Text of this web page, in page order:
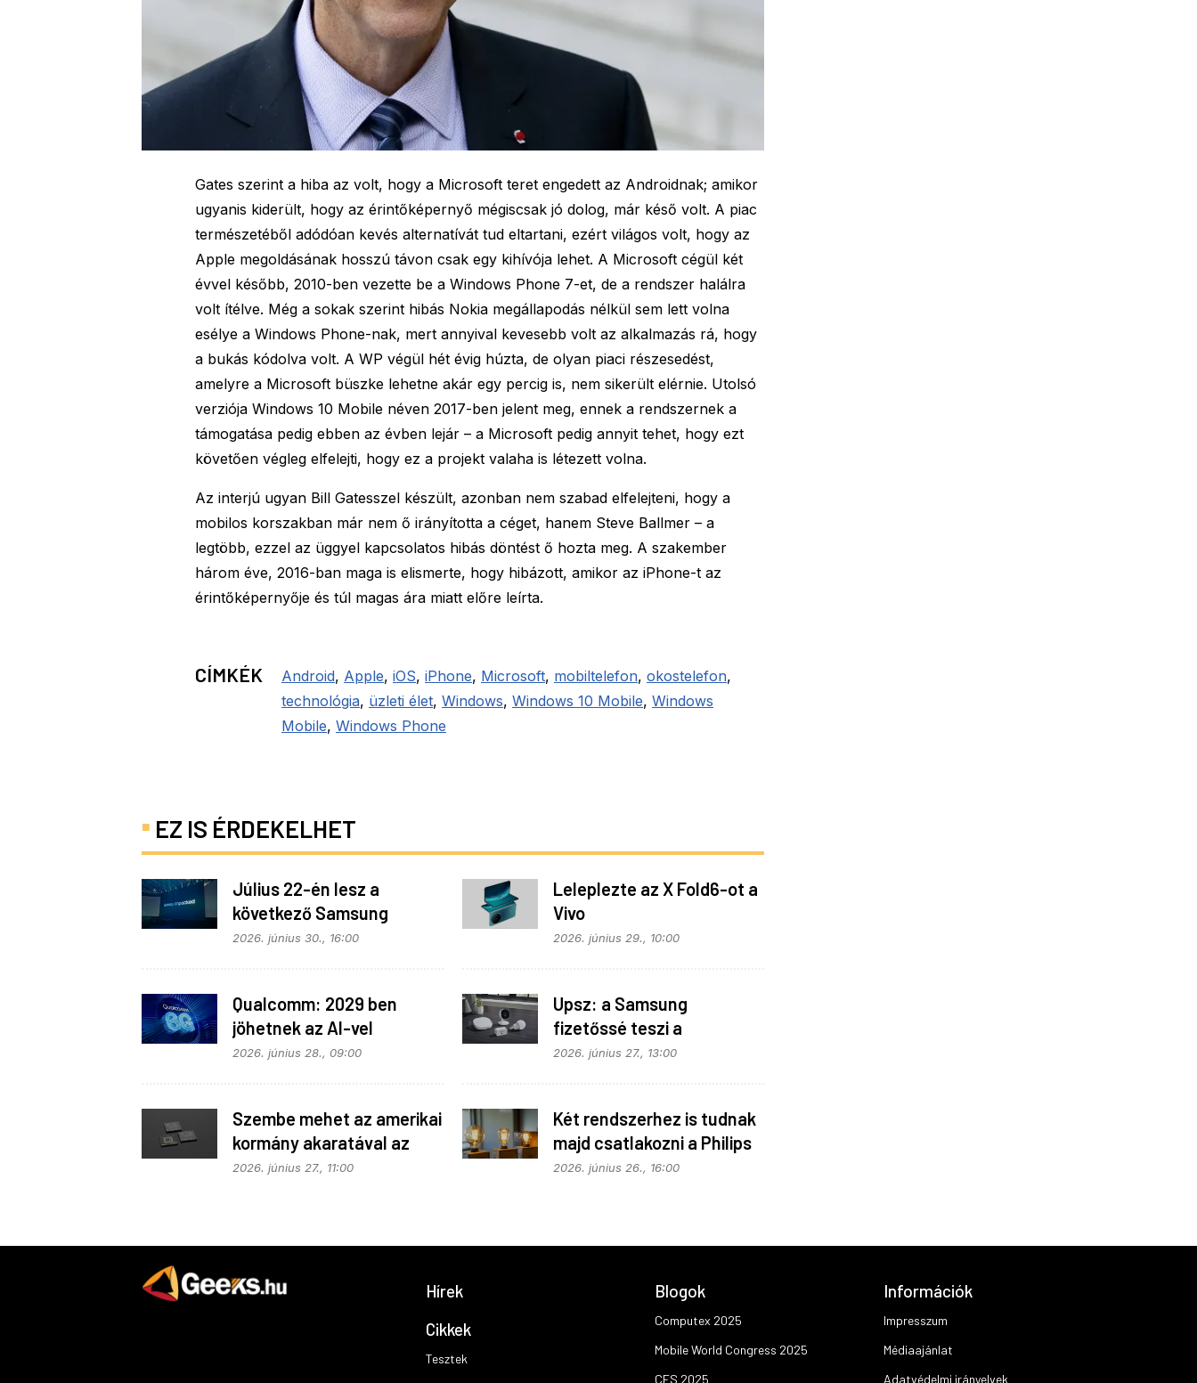
Gates szerint a hiba az volt, hogy a Microsoft teret engedett az Androidnak; amikor
ugyanis kiderült, hogy az érintőképernyő mégiscsak jó dolog, már késő volt. A piac
természetéből adódóan kevés alternatívát tud eltartani, ezért világos volt, hogy az
Apple megoldásának hosszú távon csak egy kihívója lehet. A Microsoft cégül két
évvel később, 2010-ben vezette be a Windows Phone 7-et, de a rendszer halálra
volt ítélve. Még a sokak szerint hibás Nokia megállapodás nélkül sem lett volna
esélye a Windows Phone-nak, mert annyival kevesebb volt az alkalmazás rá, hogy
a bukás kódolva volt. A WP végül hét évig húzta, de olyan piaci részesedést,
amelyre a Microsoft büszke lehetne akár egy percig is, nem sikerült elérnie. Utolsó
verziója Windows 10 Mobile néven 2017-ben jelent meg, ennek a rendszernek a
támogatása pedig ebben az évben lejár – a Microsoft pedig annyit tehet, hogy ezt
követően végleg elfelejti, hogy ez a projekt valaha is létezett volna.
Az interjú ugyan Bill Gatesszel készült, azonban nem szabad elfelejteni, hogy a
mobilos korszakban már nem ő irányította a céget, hanem Steve Ballmer – a
legtöbb, ezzel az üggyel kapcsolatos hibás döntést ő hozta meg. A szakember
három éve, 2016-ban maga is elismerte, hogy hibázott, amikor az iPhone-t az
érintőképernyője és túl magas ára miatt előre leírta.
CÍMKÉK Android, Apple, iOS, iPhone, Microsoft, mobiltelefon, okostelefon,
technológia, üzleti élet, Windows, Windows 10 Mobile, Windows
Mobile, Windows Phone
EZ IS ÉRDEKELHET
Július 22-én lesz a
következő Samsung
Galaxy Unpacked – ez
2026. június 30., 16:00
Leleplezte az X Fold6-ot a
Vivo
2026. június 29., 10:00
Qualcomm: 2029 ben
jöhetnek az AI-vel
telepakolt 6G-s telefonok
2026. június 28., 09:00
Upsz: a Samsung
fizetőssé teszi a
SmartThings API
2026. június 27., 13:00
Szembe mehet az amerikai
kormány akaratával az
Apple
2026. június 27., 11:00
Két rendszerhez is tudnak
majd csatlakozni a Philips
Hue égők
2026. június 26., 16:00
Hírek
Cikkek
Tesztek
Blogok
Computex 2025
Mobile World Congress 2025
CES 2025
Információk
Impresszum
Médiaajánlat
Adatvédelmi irányelvek